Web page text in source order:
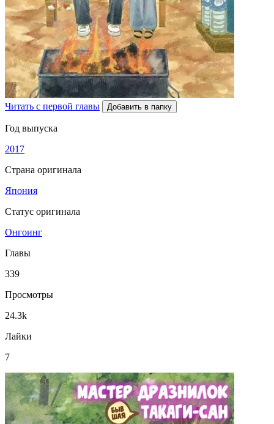
Читать с первой главы Добавить в папку
Год выпуска
2017
Страна оригинала
Япония
Статус оригинала
Онгоинг
Главы
339
Просмотры
24.3k
Лайки
7